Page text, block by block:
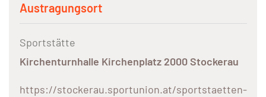
Austragungsort
Sportstätte
Kirchenturnhalle Kirchenplatz 2000 Stockerau
https://stockerau.sportunion.at/sportstaetten-